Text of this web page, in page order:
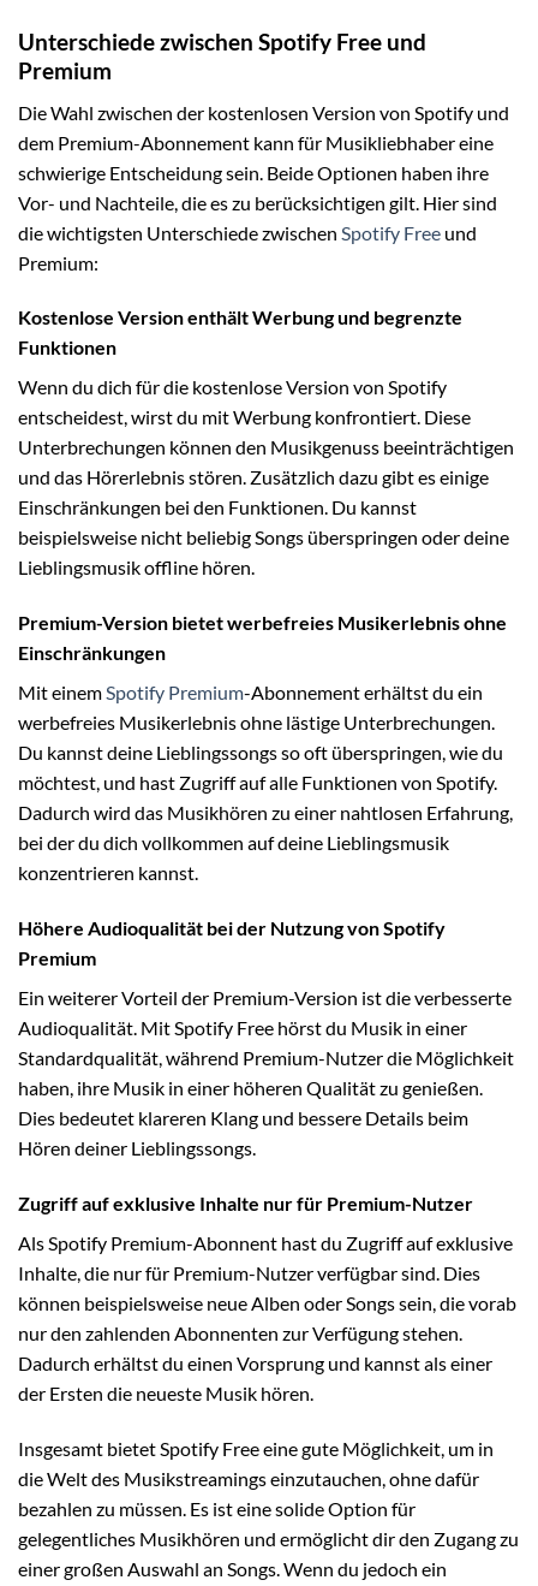
Unterschiede zwischen Spotify Free und
Premium
Die Wahl zwischen der kostenlosen Version von Spotify und
dem Premium-Abonnement kann für Musikliebhaber eine
schwierige Entscheidung sein. Beide Optionen haben ihre
Vor- und Nachteile, die es zu berücksichtigen gilt. Hier sind
die wichtigsten Unterschiede zwischen Spotify Free und
Premium:
Kostenlose Version enthält Werbung und begrenzte
Funktionen
Wenn du dich für die kostenlose Version von Spotify
entscheidest, wirst du mit Werbung konfrontiert. Diese
Unterbrechungen können den Musikgenuss beeinträchtigen
und das Hörerlebnis stören. Zusätzlich dazu gibt es einige
Einschränkungen bei den Funktionen. Du kannst
beispielsweise nicht beliebig Songs überspringen oder deine
Lieblingsmusik offline hören.
Premium-Version bietet werbefreies Musikerlebnis ohne
Einschränkungen
Mit einemSpotify Premium-Abonnement erhältst du ein
werbefreies Musikerlebnis ohne lästige Unterbrechungen.
Du kannst deine Lieblingssongs so oft überspringen, wie du
möchtest, und hast Zugriff auf alle Funktionen von Spotify.
Dadurch wird das Musikhören zu einer nahtlosen Erfahrung,
bei der du dich vollkommen auf deine Lieblingsmusik
konzentrieren kannst.
Höhere Audioqualität bei der Nutzung von Spotify
Premium
Ein weiterer Vorteil der Premium-Version ist die verbesserte
Audioqualität. Mit Spotify Free hörst du Musik in einer
Standardqualität, während Premium-Nutzer die Möglichkeit
haben, ihre Musik in einer höheren Qualität zu genießen.
Dies bedeutet klareren Klang und bessere Details beim
Hören deiner Lieblingssongs.
Zugriff auf exklusive Inhalte nur für Premium-Nutzer
Als Spotify Premium-Abonnent hast du Zugriff auf exklusive
Inhalte, die nur für Premium-Nutzer verfügbar sind. Dies
können beispielsweise neue Alben oder Songs sein, die vorab
nur den zahlenden Abonnenten zur Verfügung stehen.
Dadurch erhältst du einen Vorsprung und kannst als einer
der Ersten die neueste Musik hören.
Insgesamt bietet Spotify Free eine gute Möglichkeit, um in
die Welt des Musikstreamings einzutauchen, ohne dafür
bezahlen zu müssen. Es ist eine solide Option für
gelegentliches Musikhören und ermöglicht dir den Zugang zu
einer großen Auswahl an Songs. Wenn du jedoch ein